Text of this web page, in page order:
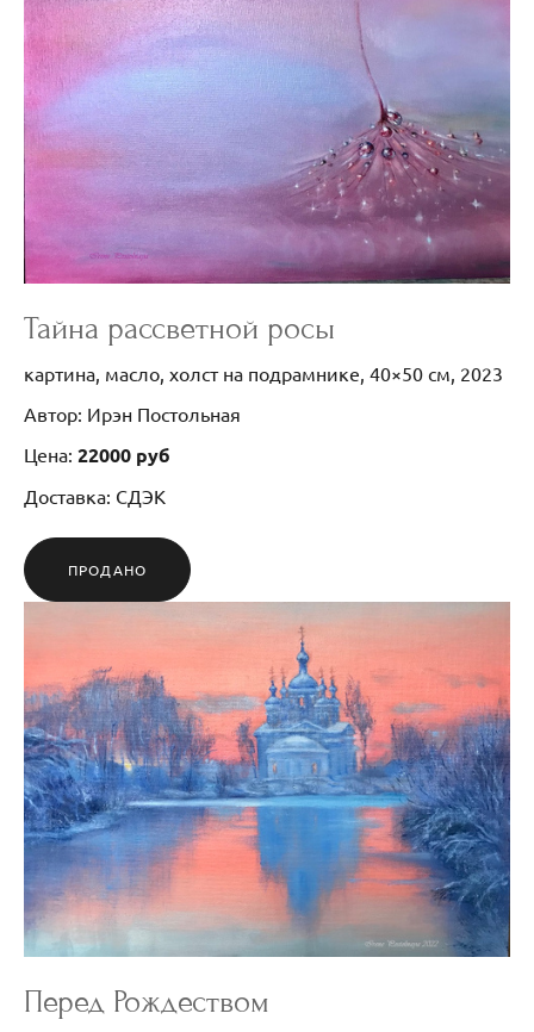
Тайна рассветной росы
картина, масло, холст на подрамнике, 40×50 см, 2023
Автор: Ирэн Постольная
Цена: 22000 руб
Доставка: СДЭК
ПРОДАНО
Перед Рождеством